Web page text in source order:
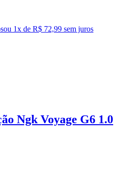
ou 1x de R$ 72,99 sem juros
Ngk Voyage G6 1.0